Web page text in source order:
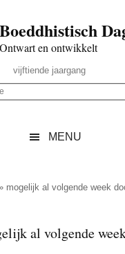
Boeddhistisch
Ontwart en ontwikkelt
vijftiende jaargang
MENU
mogelijk al volgende week
al volgende